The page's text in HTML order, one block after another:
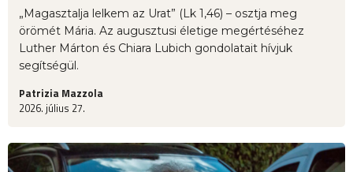
„Magasztalja lelkem az Urat” (Lk 1,46) – osztja meg
örömét Mária. Az augusztusi életige megértéséhez
Luther Márton és Chiara Lubich gondolatait hívjuk
segítségül.
Patrizia Mazzola
2026. július 27.